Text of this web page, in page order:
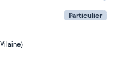
Particulier